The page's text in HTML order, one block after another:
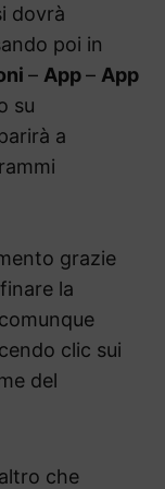
dovrà
poi in
– App– App
su
a
grazie
la
clic sui
del
che